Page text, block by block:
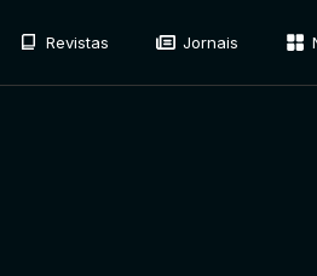
Revistas Jornais